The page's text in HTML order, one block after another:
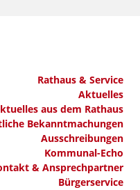
Rathaus & Service
Aktuelles
aus dem Rathaus
Bekanntmachungen
Ausschreibungen
Kommunal-Echo
& Ansprechpartner
Bürgerservice